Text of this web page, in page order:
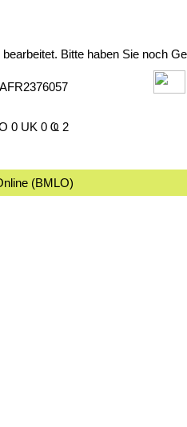
Bitte haben Sie noch
0 UK 0 Ҩ 2
(BMLO)